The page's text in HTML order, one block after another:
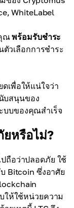
WhiteLabel
ณพร้อมรับชำระ
วเลือกการชำระ
เพื่อให้แน่ใจว่า
บสนุนของ
บบของคุณสำเร็จ
ยหรือไม่?
ถือว่าปลอดภัย ใช้
Bitcoin ซึ่งอาศัย
ให้ใช้หน่วยความ